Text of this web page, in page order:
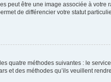
peut être une image associée à
de différencier votre statut
quatre méthodes suivantes : le
et des méthodes qu’ils veuillent